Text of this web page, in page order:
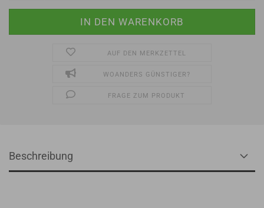
AUF DEN MERKZETTEL
WOANDERS GÜNSTIGER?
FRAGE ZUM PRODUKT
Beschreibung